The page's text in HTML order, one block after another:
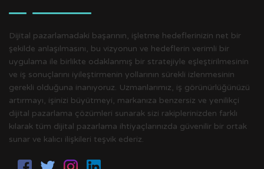
Dijital pazarlamadaki başarının, işletme hedeflerinizin net bir
şekilde anlaşılmasını, bu vizyonun ve hedeflerin verimli bir
uygulama ile birlikte odaklanmış bir stratejiyle eşleştirilmesinin
ve iş sonuçlarını iyileştirmenin yollarının sürekli izlenmesinin
gerekli olduğuna inanıyoruz. Uzmanlarımız, iş görünürlüğünüzü
artırmayı, işinizi büyütmeyi, markanıza benzersiz ve yenilikçi
dijital pazarlama çözümleri sunarak sizi rakiplerinizden farklı
kılarak tüm dijital pazarlama ihtiyaçlarınızda güvenilir bir ortak
sunar ve kalıcı ilişkileri teşvik ederiz.